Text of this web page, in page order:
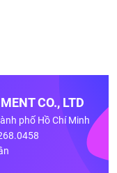
CO., LTD
phố Hồ Chí Minh